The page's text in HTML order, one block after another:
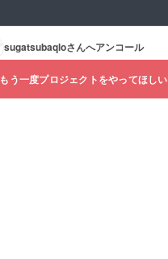
sugatsubaqloさんへアンコール
もう一度プロジェクトをやってほしい